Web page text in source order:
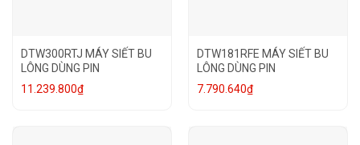
DTW300RTJ MÁY SIẾT BU
LÔNG DÙNG PIN
11.239.800₫
DTW181RFE MÁY SIẾT BU
LÔNG DÙNG PIN
7.790.640₫